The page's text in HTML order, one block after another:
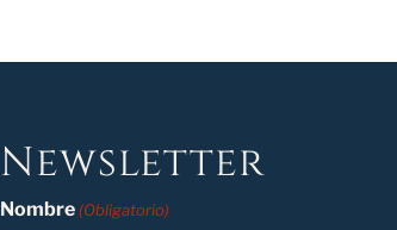
Newsletter
Nombre (Obligatorio)